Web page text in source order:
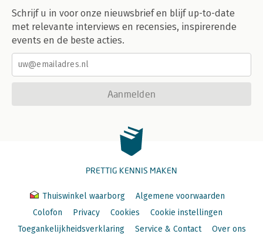
Schrijf u in voor onze nieuwsbrief en blijf up-to-date
met relevante interviews en recensies, inspirerende
events en de beste acties.
Aanmelden
PRETTIG KENNIS MAKEN
Thuiswinkel waarborg
Algemene voorwaarden
Colofon
Privacy Cookies
Cookie instellingen
Toegankelijkheidsverklaring
Service & Contact Over ons